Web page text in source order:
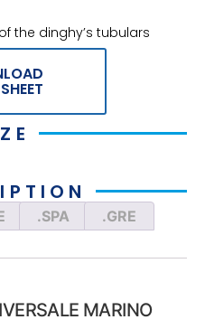
the dinghy’s tubulars
.SPA
.GRE
MARINO